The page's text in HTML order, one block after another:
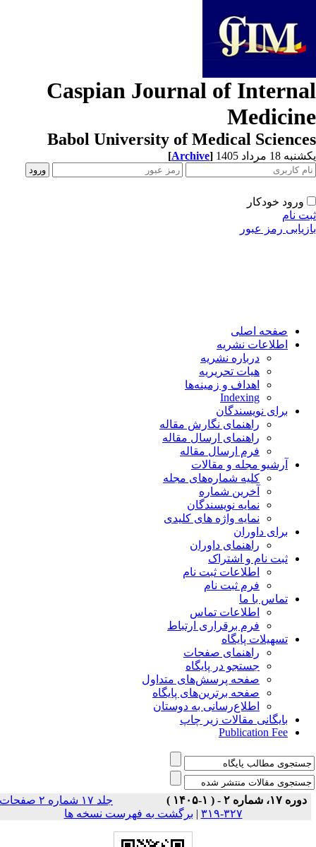
Caspian Journal of
Babol University of Medical
18 مرداد 1405 [Archive]
ورود خودکار
نام
رمز عبور
صفحه اصلی
اطلاعات نشریه
درباره نشریه
هیات تحریریه
اهداف و زمینه‌ها
Indexing
برای نویسندگان
راهنمای نگارش مقاله
راهنمای ارسال مقاله
فرم ارسال مقاله
آرشیو مجله و مقالات
کلیه شماره‌های مجله
آخرین شماره
نمایه نویسندگان
نمایه واژه های کلیدی
برای داوران
راهنمای داوران
ثبت نام و اشتراک
اطلاعات ثبت نام
فرم ثبت نام
تماس با ما
اطلاعات تماس
فرم برقراری ارتباط
تسهیلات پایگاه
راهنمای صفحات
جستجو در پایگاه
صفحه پرسش‌های متداول
صفحه برترین‌های پایگاه
اطلاع‌رسانی به دوستان
بایگانی مقالات زیر چاپ
Publication Fee
دوره ۱۷، شماره ۲ - ( ۱-۱۴۰۵ )
جلد ۱۷ شماره ۲ صفحات
۳۲۷-۳۱۹
|برگشت به فهرست نسخه ها